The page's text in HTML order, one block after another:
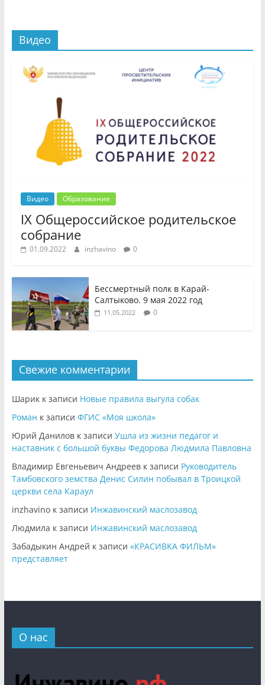
Видео
Видео Образование
IX Общероссийское родительское
собрание
01.09.2022 inzhavino 0
Бессмертный полк в Карай-
Салтыково. 9 мая 2022 год
11.05.2022 0
Свежие комментарии
Шарикк записи Новые правила выгула собак
Роман к записи ФГИС «Моя школа»
Юрий Даниловк записи Ушла из жизни педагог и
наставник с большой буквы Федорова Людмила Павловна
Владимир Евгеньевич Андреевк записи Руководитель
Тамбовского земства Денис Силин побывал в Троицкой
церкви села Караул
inzhavinoк записи Инжавинский маслозавод
Людмила к записи Инжавинский маслозавод
Забадыкин Андрей к записи «КРАСИВКА ФИЛЬМ»
представляет
О нас